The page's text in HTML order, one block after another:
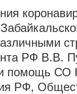
РФ В.В.
и помощь
РФ,